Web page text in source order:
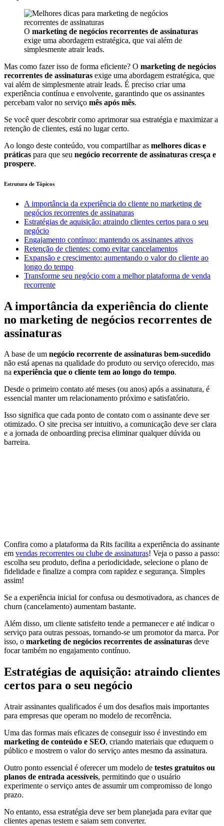
O marketing de negócios recorrentes de assinaturas
exige uma abordagem estratégica, que vai além de
simplesmente atrair leads.
Mas como fazer isso de forma eficiente? O marketing de negócios
recorrentes de assinaturas exige uma abordagem estratégica, que
vai além de simplesmente atrair leads. É preciso criar uma
experiência contínua e envolvente, garantindo que os assinantes
percebam valor no serviço mês após mês.
Se você quer descobrir como aprimorar sua estratégia e maximizar a
retenção de clientes, está no lugar certo.
Ao longo deste conteúdo, vou compartilhar as melhores dicas e
práticas para que seu negócio recorrente de assinaturas cresça e
prospere.
Estrutura de Tópicos
A importância da experiência do cliente no marketing de
negócios recorrentes de assinaturas
Estratégias de aquisição: atraindo clientes certos para o seu
negócio
Engajamento contínuo: mantendo os assinantes ativos
Retenção de clientes: como evitar cancelamentos
Expansão e crescimento: aumentando o valor do cliente ao
longo do tempo
Transforme seu negócio com a melhor plataforma de venda
recorrente
A importância da experiência do cliente
no marketing de negócios recorrentes de
assinaturas
A base de um negócio recorrente de assinaturas bem-sucedido
não está apenas na qualidade do produto ou serviço oferecido, mas
na experiência que o cliente tem ao longo do tempo.
Desde o primeiro contato até meses (ou anos) após a assinatura, é
essencial manter um relacionamento próximo e satisfatório.
Isso significa que cada ponto de contato com o assinante deve ser
otimizado. O site precisa ser intuitivo, a comunicação deve ser clara
e a jornada de onboarding precisa eliminar qualquer dúvida ou
barreira.
Confira como a plataforma da Rits facilita a experiência do assinante
em vendas recorrentes ou clube de assinaturas! Veja o passo a passo:
escolha seu produto, defina a periodicidade, selecione o plano de
fidelidade e finalize a compra com rapidez e segurança. Simples
assim!
Se a experiência inicial for confusa ou desmotivadora, as chances de
churn (cancelamento) aumentam bastante.
Além disso, um cliente satisfeito tende a permanecer e até indicar o
serviço para outras pessoas, tornando-se um promotor da marca. Por
isso, o marketing de negócios recorrentes de assinaturas deve
focar também no engajamento contínuo.
Estratégias de aquisição: atraindo clientes
certos para o seu negócio
Atrair assinantes qualificados é um dos desafios mais importantes
para empresas que operam no modelo de recorrência.
Uma das formas mais eficazes de conseguir isso é investindo em
marketing de conteúdo e SEO, criando materiais que eduquem o
público e mostrem o valor do serviço antes mesmo da assinatura.
Outro ponto essencial é oferecer um modelo de testes gratuitos ou
planos de entrada acessíveis, permitindo que o usuário
experimente o serviço antes de assumir um compromisso de longo
prazo.
No entanto, essa estratégia deve ser bem planejada para evitar que
clientes apenas testem e saiam sem converter.